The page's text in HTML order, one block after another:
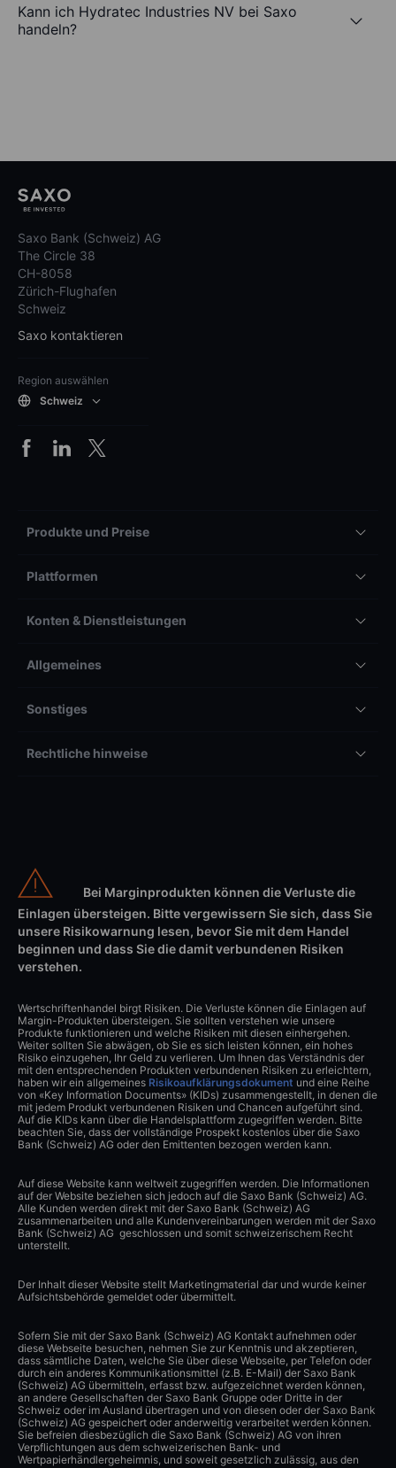
Kann ich Hydratec Industries NV bei Saxo
handeln?
Saxo Bank (Schweiz) AG
The Circle 38
CH-8058
Zürich-Flughafen
Schweiz
Saxo kontaktieren
Region auswählen
Schweiz
Produkte und Preise
Plattformen
Konten & Dienstleistungen
Allgemeines
Sonstiges
Rechtliche hinweise
Bei Marginprodukten können die Verluste die
Einlagen übersteigen. Bitte vergewissern Sie sich, dass Sie
unsere Risikowarnung lesen, bevor Sie mit dem Handel
beginnen und dass Sie die damit verbundenen Risiken
verstehen.
Wertschriftenhandel birgt Risiken. Die Verluste können die Einlagen auf
Margin-Produkten übersteigen. Sie sollten verstehen wie unsere
Produkte funktionieren und welche Risiken mit diesen einhergehen.
Weiter sollten Sie abwägen, ob Sie es sich leisten können, ein hohes
Risiko einzugehen, Ihr Geld zu verlieren. Um Ihnen das Verständnis der
mit den entsprechenden Produkten verbundenen Risiken zu erleichtern,
haben wir ein allgemeines Risikoaufklärungsdokument und eine Reihe
von «Key Information Documents» (KIDs) zusammengestellt, in denen die
mit jedem Produkt verbundenen Risiken und Chancen aufgeführt sind.
Auf die KIDs kann über die Handelsplattform zugegriffen werden. Bitte
beachten Sie, dass der vollständige Prospekt kostenlos über die Saxo
Bank (Schweiz) AG oder den Emittenten bezogen werden kann.
Auf diese Website kann weltweit zugegriffen werden. Die Informationen
auf der Website beziehen sich jedoch auf die Saxo Bank (Schweiz) AG.
Alle Kunden werden direkt mit der Saxo Bank (Schweiz) AG
zusammenarbeiten und alle Kundenvereinbarungen werden mit der Saxo
Bank (Schweiz) AG geschlossen und somit schweizerischem Recht
unterstellt.
Der Inhalt dieser Website stellt Marketingmaterial dar und wurde keiner
Aufsichtsbehörde gemeldet oder übermittelt.
Sofern Sie mit der Saxo Bank (Schweiz) AG Kontakt aufnehmen oder
diese Webseite besuchen, nehmen Sie zur Kenntnis und akzeptieren,
dass sämtliche Daten, welche Sie über diese Webseite, per Telefon oder
durch ein anderes Kommunikationsmittel (z.B. E-Mail) der Saxo Bank
(Schweiz) AG übermitteln, erfasst bzw. aufgezeichnet werden können,
an andere Gesellschaften der Saxo Bank Gruppe oder Dritte in der
Schweiz oder im Ausland übertragen und von diesen oder der Saxo Bank
(Schweiz) AG gespeichert oder anderweitig verarbeitet werden können.
Sie befreien diesbezüglich die Saxo Bank (Schweiz) AG von ihren
Verpflichtungen aus dem schweizerischen Bank- und
Wertpapierhändlergeheimnis, und soweit gesetzlich zulässig, aus den